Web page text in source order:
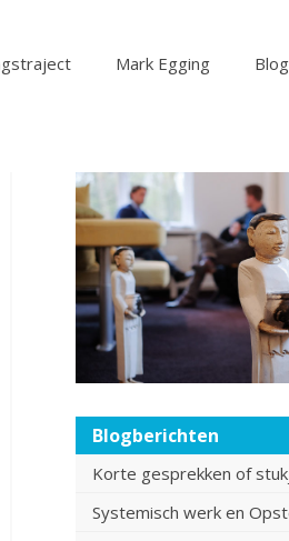
Mark Egging Blog
Blogberichten
Korte gesprekken of
Systemisch werk en